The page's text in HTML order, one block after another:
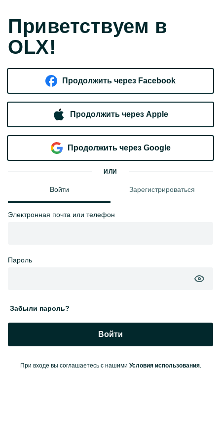
Приветствуем в
OLX!
Продолжить через Facebook
Продолжить через Apple
Продолжить через Google
ИЛИ
Войти Зарегистрироваться
Электронная почта или телефон
Пароль
Забыли пароль?
Войти
При входе вы соглашаетесь с нашими Условия использования.